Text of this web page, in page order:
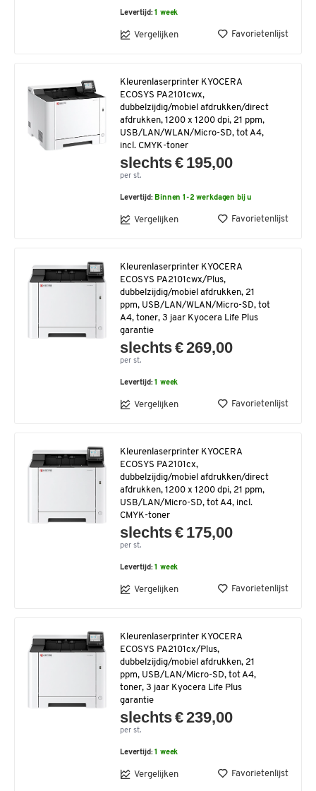
Levertijd:1 week
Vergelijken Favorietenlijst
Kleurenlaserprinter KYOCERA
ECOSYS PA2101cwx,
dubbelzijdig/mobiel afdrukken/direct
afdrukken, 1200 x 1200 dpi, 21 ppm,
USB/LAN/WLAN/Micro-SD, tot A4,
incl. CMYK-toner
slechts € 195,00
per st.
Levertijd: Binnen 1-2 werkdagen bij u
Vergelijken Favorietenlijst
Kleurenlaserprinter KYOCERA
ECOSYS PA2101cwx/Plus,
dubbelzijdig/mobiel afdrukken, 21
ppm, USB/LAN/WLAN/Micro-SD, tot
A4, toner, 3 jaar Kyocera Life Plus
garantie
slechts € 269,00
per st.
Levertijd:1 week
Vergelijken Favorietenlijst
Kleurenlaserprinter KYOCERA
ECOSYS PA2101cx,
dubbelzijdig/mobiel afdrukken/direct
afdrukken, 1200 x 1200 dpi, 21 ppm,
USB/LAN/Micro-SD, tot A4, incl.
CMYK-toner
slechts € 175,00
per st.
Levertijd:1 week
Vergelijken Favorietenlijst
Kleurenlaserprinter KYOCERA
ECOSYS PA2101cx/Plus,
dubbelzijdig/mobiel afdrukken, 21
ppm, USB/LAN/Micro-SD, tot A4,
toner, 3 jaar Kyocera Life Plus
garantie
slechts € 239,00
per st.
Levertijd:1 week
Vergelijken Favorietenlijst